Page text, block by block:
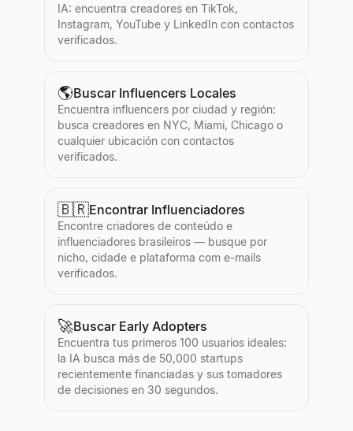
IA: encuentra creadores en TikTok,
Instagram, YouTube y LinkedIn con contactos
verificados.
🌎Buscar Influencers Locales
Encuentra influencers por ciudad y región:
busca creadores en NYC, Miami, Chicago o
cualquier ubicación con contactos
verificados.
🇧🇷Encontrar Influenciadores
Encontre criadores de conteúdo e
influenciadores brasileiros — busque por
nicho, cidade e plataforma com e-mails
verificados.
🚀Buscar Early Adopters
Encuentra tus primeros 100 usuarios ideales:
la IA busca más de 50,000 startups
recientemente financiadas y sus tomadores
de decisiones en 30 segundos.